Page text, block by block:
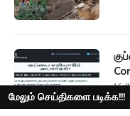
16/
மேலும் செய்திகளை படிக்க!!!